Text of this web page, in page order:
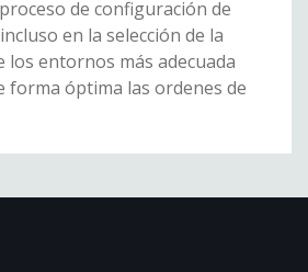
de configuración de
en la selección de la
los entornos más adecuada
forma óptima las ordenes de